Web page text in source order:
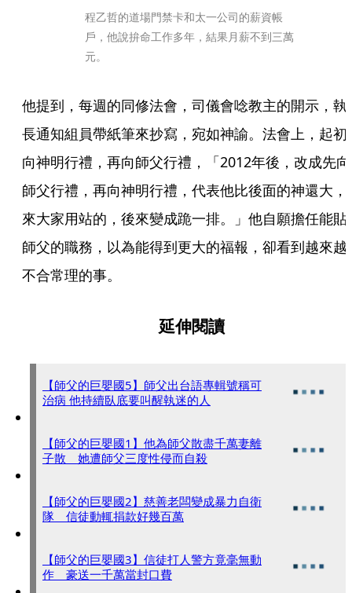
程乙哲的道場門禁卡和太一公司的薪資帳
戶，他說拚命工作多年，結果月薪不到三萬
元。
他提到，每週的同修法會，司儀會唸教主的開示，執
長通知組員帶紙筆來抄寫，宛如神諭。法會上，起初
向神明行禮，再向師父行禮，「2012年後，改成先向
師父行禮，再向神明行禮，代表他比後面的神還大，
來大家用站的，後來變成跪一排。」他自願擔任能貼
師父的職務，以為能得到更大的福報，卻看到越來越
不合常理的事。
延伸閱讀
【師父的巨嬰國5】師父出台語專輯號稱可
治病 他持續臥底要叫醒執迷的人
【師父的巨嬰國1】他為師父散盡千萬妻離
子散 她遭師父三度性侵而自殺
【師父的巨嬰國2】慈善老闆變成暴力自衛
隊 信徒動輒捐款好幾百萬
【師父的巨嬰國3】信徒打人警方竟毫無動
作 豪送一千萬當封口費